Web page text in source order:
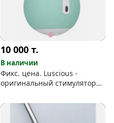
10 000т.
В наличии
Фикс. цена. Luscious -
оригинальный стимулятор